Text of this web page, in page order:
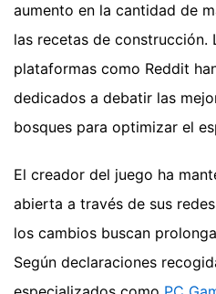
aumento en la cantidad de
las recetas de construcción.
plataformas como Reddit
dedicados a debatir las
bosques para optimizar el
El creador del juego ha
abierta a través de sus
los cambios buscan
Según declaraciones